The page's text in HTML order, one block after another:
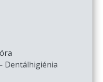
Dentálhigiénia